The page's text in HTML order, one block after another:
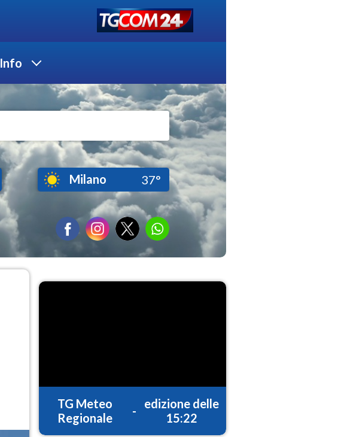
Info
Milano 37°
TG Meteo
Regionale
-
edizione delle
15:22